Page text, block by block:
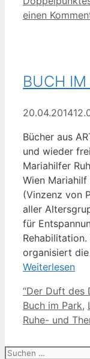
einen
BUCH IM
20.04.2014
Bücher aus
und wieder
Mariahilfer
Wien
(Vinzenz von
aller
für
organisiert
Weiterlesen
Kategorien
“Der Duft des
Buch im Park,
Ruhe- und
Suche